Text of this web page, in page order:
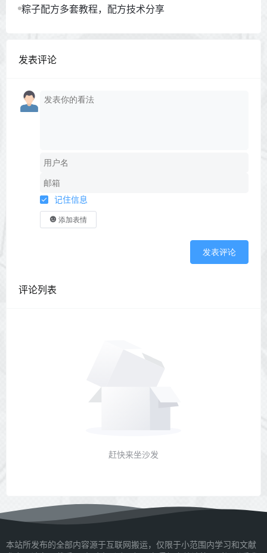
粽子配方多套教程，配方技术分享
发表评论
记住信息
添加表情
发表评论
评论列表
赶快来坐沙发
本站所发布的全部内容源于互联网搬运，仅限于小范围内学习和文献